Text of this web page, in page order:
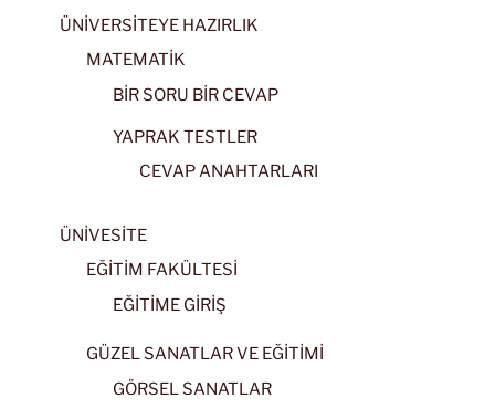
ÜNİVERSİTEYE HAZIRLIK
MATEMATİK
BİR SORU BİR CEVAP
YAPRAK TESTLER
CEVAP ANAHTARLARI
ÜNİVESİTE
EĞİTİM FAKÜLTESİ
EĞİTİME GİRİŞ
GÜZEL SANATLAR VE EĞİTİMİ
GÖRSEL SANATLAR